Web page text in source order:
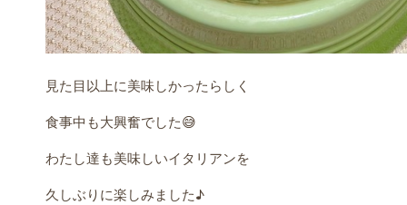
見た目以上に美味しかったらしく
食事中も大興奮でした😅
わたし達も美味しいイタリアンを
久しぶりに楽しみました♪